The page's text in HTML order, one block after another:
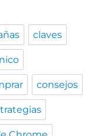
claves
consejos